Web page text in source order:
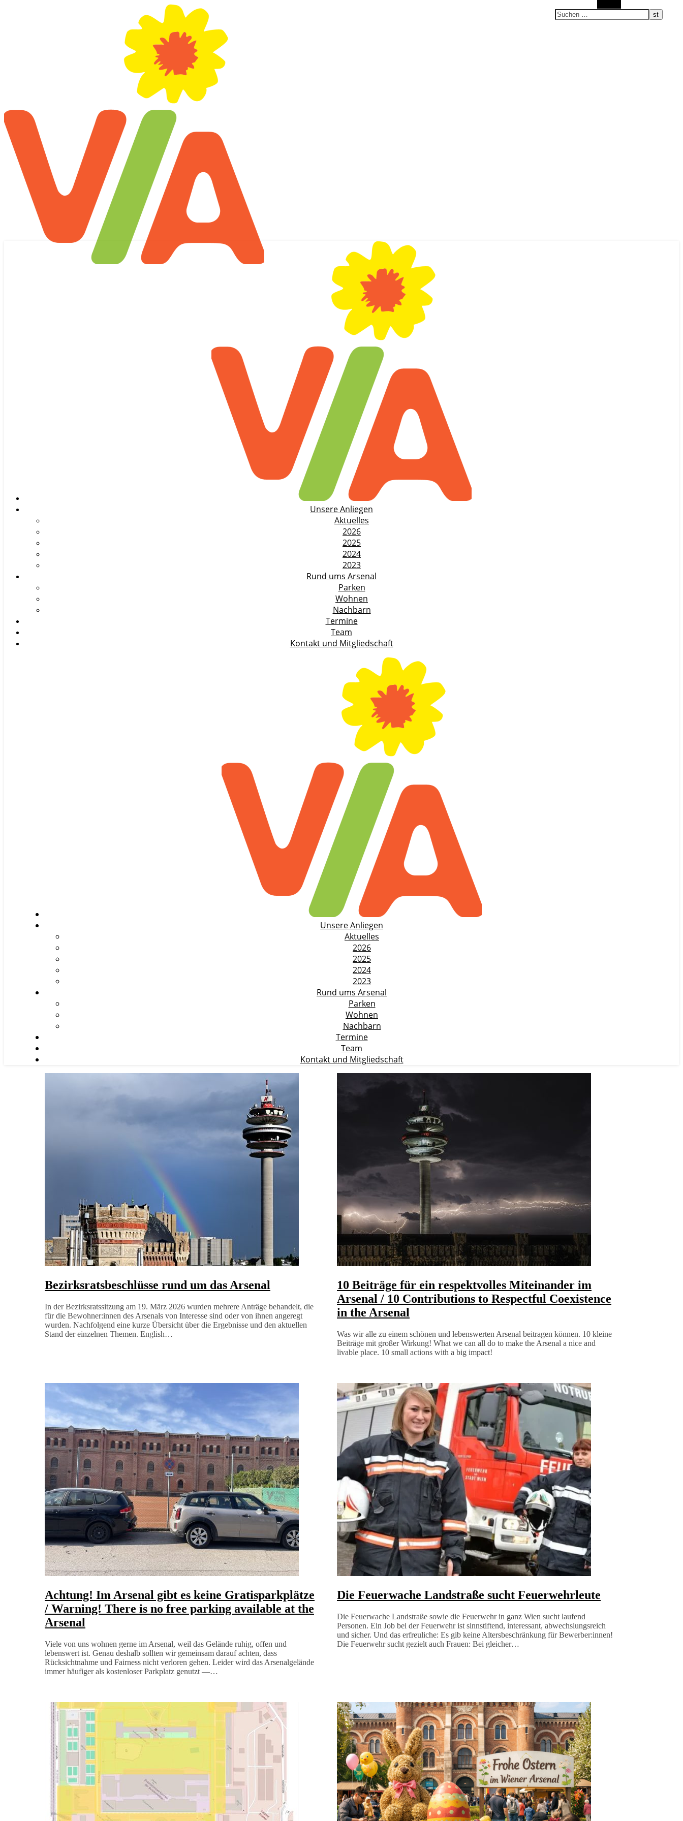
Unsere Anliegen
Aktuelles
2026
2025
2024
2023
Rund ums Arsenal
Parken
Wohnen
Nachbarn
Termine
Team
Kontakt und Mitgliedschaft
Unsere Anliegen
Aktuelles
2026
2025
2024
2023
Rund ums Arsenal
Parken
Wohnen
Nachbarn
Termine
Team
Kontakt und Mitgliedschaft
Bezirksratsbeschlüsse rund um das Arsenal
In der Bezirksratssitzung am 19. März 2026 wurden mehrere Anträge behandelt, die
für die Bewohner:innen des Arsenals von Interesse sind oder von ihnen angeregt
wurden. Nachfolgend eine kurze Übersicht über die Ergebnisse und den aktuellen
Stand der einzelnen Themen. English…
10 Beiträge für ein respektvolles Miteinander im
Arsenal / 10 Contributions to Respectful Coexistence
in the Arsenal
Was wir alle zu einem schönen und lebenswerten Arsenal beitragen können. 10 kleine
Beiträge mit großer Wirkung! What we can all do to make the Arsenal a nice and
livable place. 10 small actions with a big impact!
Achtung! Im Arsenal gibt es keine Gratisparkplätze
/ Warning! There is no free parking available at the
Arsenal
Viele von uns wohnen gerne im Arsenal, weil das Gelände ruhig, offen und
lebenswert ist. Genau deshalb sollten wir gemeinsam darauf achten, dass
Rücksichtnahme und Fairness nicht verloren gehen. Leider wird das Arsenalgelände
immer häufiger als kostenloser Parkplatz genutzt —…
Die Feuerwache Landstraße sucht Feuerwehrleute
Die Feuerwache Landstraße sowie die Feuerwehr in ganz Wien sucht laufend
Personen. Ein Job bei der Feuerwehr ist sinnstiftend, interessant, abwechslungsreich
und sicher. Und das erfreuliche: Es gib keine Altersbeschränkung für Bewerber:innen!
Die Feuerwehr sucht gezielt auch Frauen: Bei gleicher…